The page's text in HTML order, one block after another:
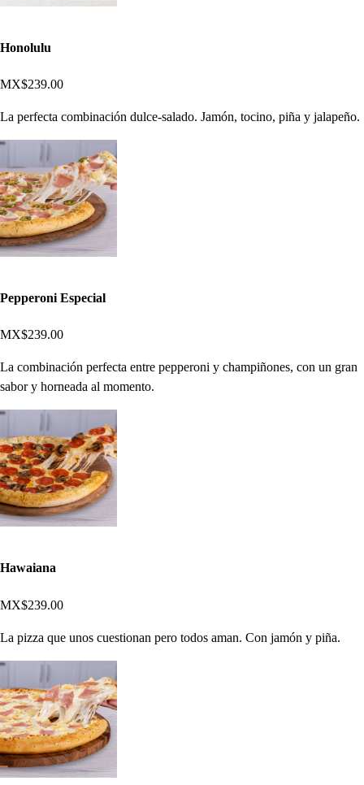
Honolulu
MX$239.00
La perfecta combinación dulce-salado. Jamón, tocino, piña y jalapeño.
Pepperoni Especial
MX$239.00
La combinación perfecta entre pepperoni y champiñones, con un gran
sabor y horneada al momento.
Hawaiana
MX$239.00
La pizza que unos cuestionan pero todos aman. Con jamón y piña.